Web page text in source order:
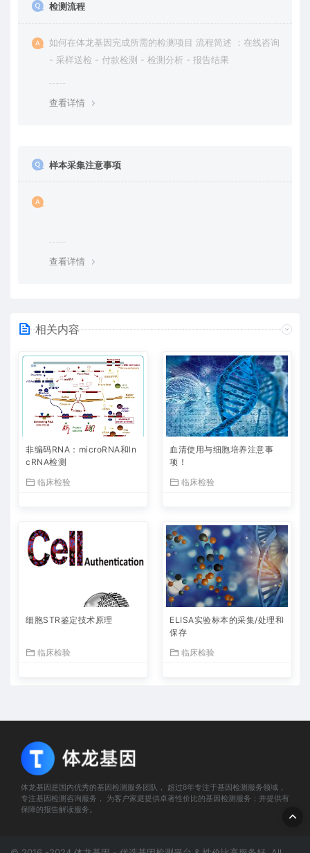
检测流程
如何在体龙基因完成所需的检测项目 流程简述 ：在线咨询
- 采样送检 - 付款检测 - 检测分析 - 报告结果
查看详情
样本采集注意事项
查看详情
相关内容
非编码RNA：microRNA和ln
cRNA检测
临床检验
血清使用与细胞培养注意事
项！
临床检验
细胞STR鉴定技术原理
临床检验
ELISA实验标本的采集/处理和
保存
临床检验
体龙基因是国内优秀的基因检测服务团队， 超过8年专注于基因检测服务领域，
专注基因检测咨询服务， 为客户家庭提供卓著性价比的基因检测服务；并提供有
保障的报告解读服务。